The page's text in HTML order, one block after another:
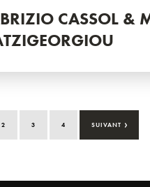
CASSOL &
2 3 4 SUIVANT ›